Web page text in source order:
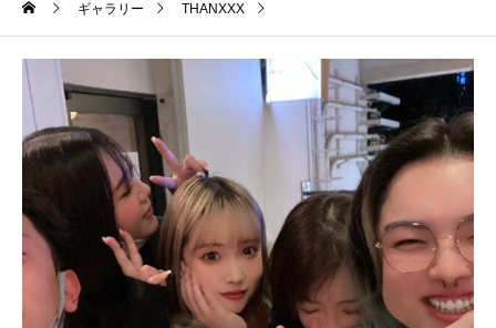
ギャラリー THANXXX